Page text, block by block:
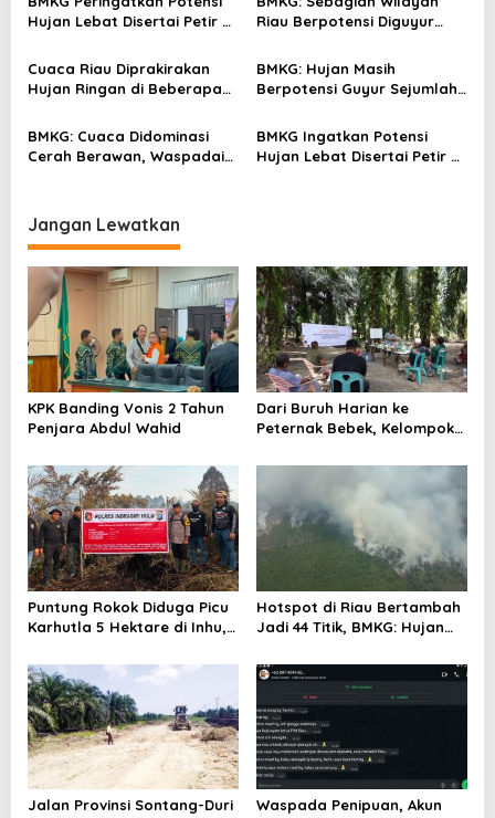
p
s
Hujan Lebat Disertai Petir di
Riau Berpotensi Diguyur
Titik
Cuaca Riau Diprakirakan
Hujan Ringan di Beberapa
Titik Panas
BMKG: Hujan Masih
Berpotensi Guyur Sejumlah
Tercatat 21 Titik
BMKG: Cuaca Didominasi
Cerah Berawan, Waspadai
Malam Ini
BMKG Ingatkan Potensi
Hujan Lebat Disertai Petir di
Jangan Lewatkan
KPK Banding Vonis 2 Tahun
Penjara Abdul Wahid
Dari Buruh Harian ke
Peternak Bebek, Kelompok
Telur per Hari
Puntung Rokok Diduga Picu
Karhutla 5 Hektare di Inhu,
Tersangka
Hotspot di Riau Bertambah
Jadi 44 Titik, BMKG: Hujan
Turun
Jalan Provinsi Sontang-Duri
Waspada Penipuan, Akun